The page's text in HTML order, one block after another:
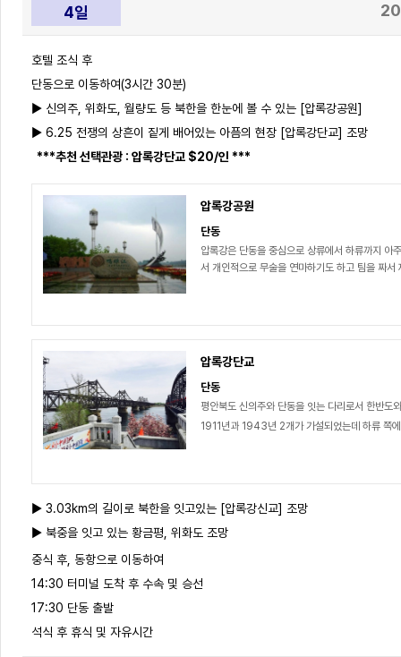
4일
호텔 조식 후
단동으로 이동하여(3시간 30분)
▶ 신의주, 위화도, 월량도 등 북한을 한눈에 볼 수 있는 [압록강공원]
▶ 6.25 전쟁의 상흔이 짙게 배어있는 아픔의 현장 [압록강단교] 조망
***추천 선택관광 : 압록강단교 $20/인 ***
압록강공원
단동
압록강은 단동을 중심으로 상류에서 하류까지 아
서 개인적으로 무술을 연마하기도 하고 팀을 짜서
압록강단교
단동
평안북도 신의주와 단동을 잇는 다리로서 한반도
1911년과 1943년 2개가 가설되었는데 하류 쪽
▶ 3.03km의 길이로 북한을 잇고있는 [압록강신교] 조망
▶ 북중을 잇고 있는 황금평, 위화도 조망
중식 후, 동항으로 이동하여
14:30 터미널 도착 후 수속 및 승선
17:30 단동 출발
석식 후 휴식 및 자유시간